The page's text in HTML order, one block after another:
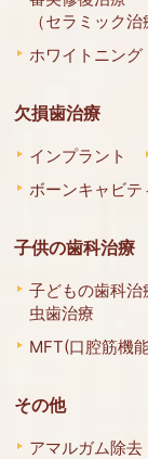
（セラミック治
ホワイトニング
欠損歯治療
インプラント
ボーンキャビ
子供の歯科治療
子どもの歯科治
虫歯治療
MFT(口腔筋機
その他
アマルガム除去